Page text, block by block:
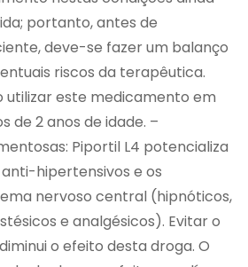
portanto, antes de
deve-se fazer um balanço
riscos da terapêutica.
utilizar este medicamento em
de 2 anos de idade. –
Piportil L4 potencializa
hipertensivos e os
nervoso central (hipnóticos,
e analgésicos). Evitar o
o efeito desta droga. O